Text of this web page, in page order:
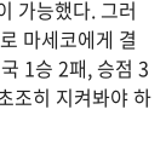
가능했다. 그러
마세코에게 결
1승 2패, 승점 3
조히 지켜봐야 하